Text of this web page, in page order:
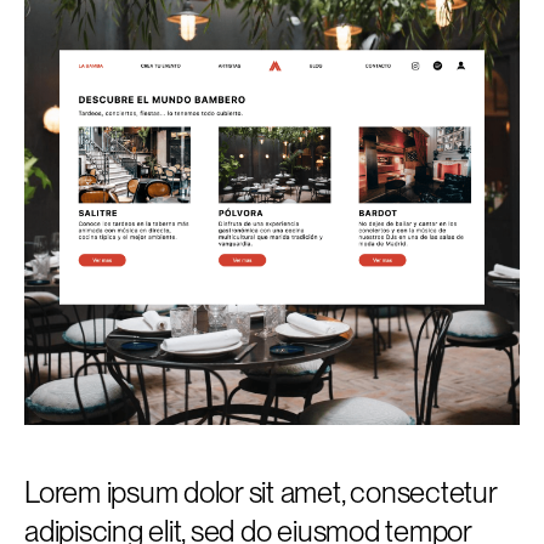
Lorem ipsum dolor sit amet, consectetur
adipiscing elit, sed do eiusmod tempor